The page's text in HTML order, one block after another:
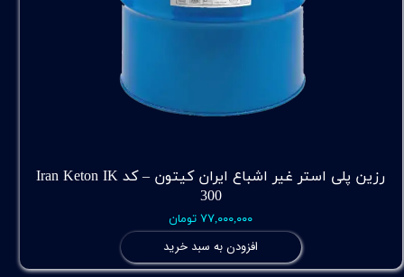
رزین پلی استر غیر اشباع ایران کیتون – کد Iran Keton IK
300
۷۷,۰۰۰,۰۰۰ تومان
افزودن به سبد خرید